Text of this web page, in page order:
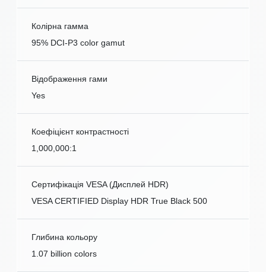
Колірна гамма
95% DCI-P3 color gamut
Відображення гами
Yes
Коефіцієнт контрастності
1,000,000:1
Сертифікація VESA (Дисплей HDR)
VESA CERTIFIED Display HDR True Black 500
Глибина кольору
1.07 billion colors